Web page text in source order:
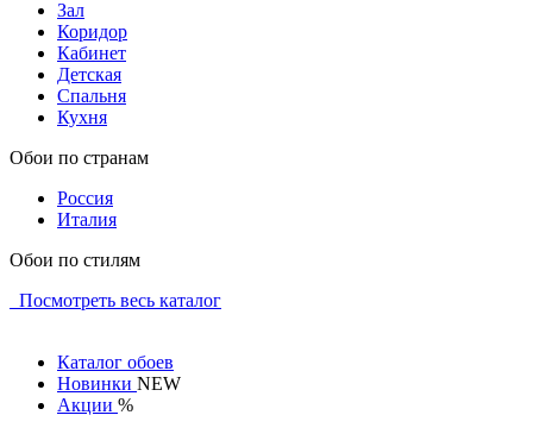
Зал
Коридор
Кабинет
Детская
Спальня
Кухня
Обои по странам
Россия
Италия
Обои по стилям
Посмотреть весь каталог
Каталог обоев
Новинки NEW
Акции %